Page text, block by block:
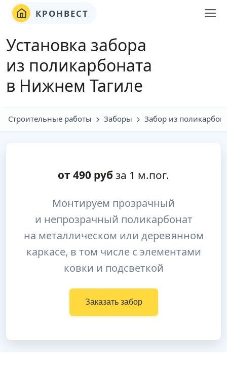
КРОНВЕСТ
Установка забора
из поликарбоната
в Нижнем Тагиле
Строительные работы Заборы Забор из
от 490 руб за 1 м.пог.
Монтируем прозрачный
и непрозрачный поликарбонат
на металлическом или деревянном
каркасе, в том числе с элементами
ковки и подсветкой
Заказать забор